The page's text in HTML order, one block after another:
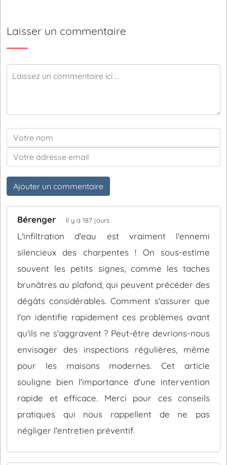
Laisser un commentaire
Ajouter un commentaire
Bérenger Il y a 187 jours
L'infiltration d'eau est vraiment l'ennemi
silencieux des charpentes ! On sous-estime
souvent les petits signes, comme les taches
brunâtres au plafond, qui peuvent précéder des
dégâts considérables. Comment s'assurer que
l'on identifie rapidement ces problèmes avant
qu'ils ne s'aggravent ? Peut-être devrions-nous
envisager des inspections régulières, même
pour les maisons modernes. Cet article
souligne bien l'importance d'une intervention
rapide et efficace. Merci pour ces conseils
pratiques qui nous rappellent de ne pas
négliger l'entretien préventif.